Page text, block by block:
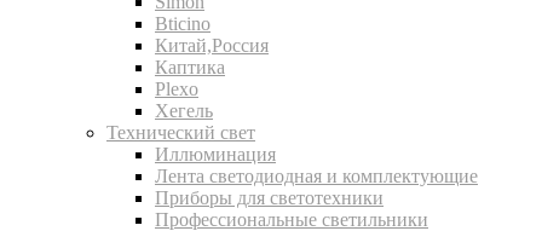
Bticino
Китай,Россия
Каптика
Plexo
Хегель
Технический свет
Иллюминация
Лента светодиодная и комплектующие
Приборы для светотехники
Профессиональные светильники